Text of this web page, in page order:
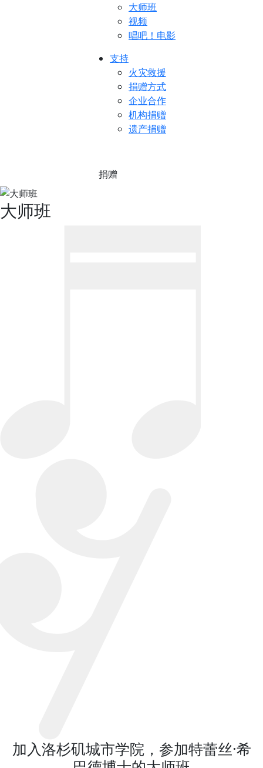
大师班
视频
唱吧！电影
支持
火灾救援
捐赠方式
企业合作
机构捐赠
遗产捐赠
捐赠
大师班
加入洛杉矶城市学院，参加特蕾丝·希